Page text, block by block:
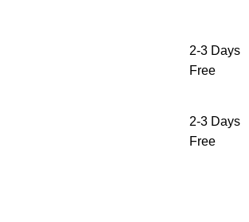
2-3 Days
Free
2-3 Days
Free